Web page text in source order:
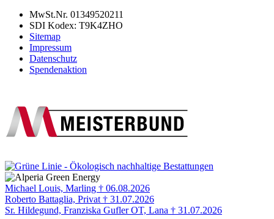
MwSt.Nr. 01349520211
SDI Kodex: T9K4ZHO
Sitemap
Impressum
Datenschutz
Spendenaktion
Michael Louis, Marling † 06.08.2026
Roberto Battaglia, Privat † 31.07.2026
Sr. Hildegund, Franziska Gufler OT, Lana † 31.07.2026